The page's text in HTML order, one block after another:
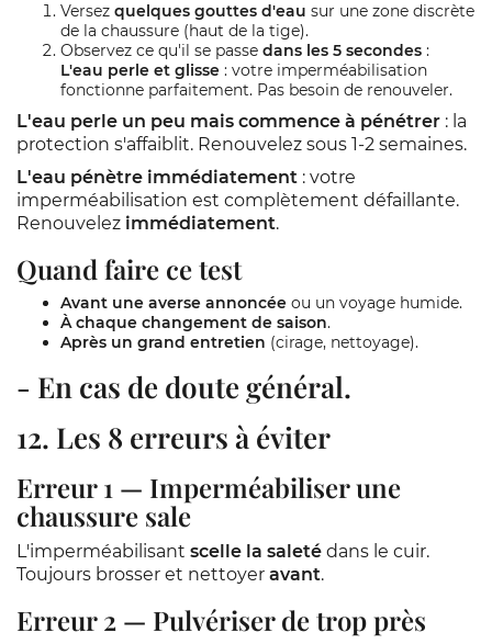
Versez quelques gouttes d'eau sur une zone discrète
de la chaussure (haut de la tige).
Observez ce qu'il se passe dans les 5 secondes :
L'eau perle et glisse : votre imperméabilisation
fonctionne parfaitement. Pas besoin de renouveler.
L'eau perle un peu mais commence à pénétrer : la
protection s'affaiblit. Renouvelez sous 1-2 semaines.
L'eau pénètre immédiatement : votre
imperméabilisation est complètement défaillante.
Renouvelez immédiatement.
Quand faire ce test
Avant une averse annoncée ou un voyage humide.
À chaque changement de saison.
Après un grand entretien (cirage, nettoyage).
- En cas de doute général.
12. Les 8 erreurs à éviter
Erreur 1 — Imperméabiliser une
chaussure sale
L'imperméabilisant scelle la saleté dans le cuir.
Toujours brosser et nettoyer avant.
Erreur 2 — Pulvériser de trop près